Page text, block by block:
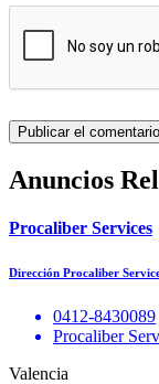
Anuncios
Procaliber Services
Dirección Procaliber
0412-8430089
Procaliber
Valencia